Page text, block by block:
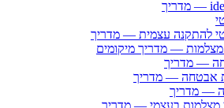
להתקנה עצמית — מדריך
— מדריך מיקומים
— מדריך
אבטחה — מדריך
— מדריך